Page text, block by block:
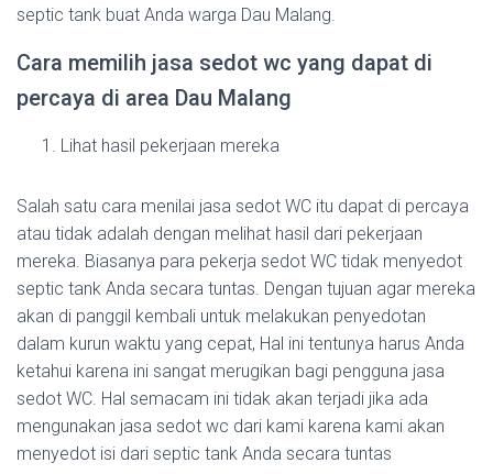
septic tank buat Anda warga Dau Malang.
Cara memilih jasa sedot wc yang dapat di
percaya di area Dau Malang
Lihat hasil pekerjaan mereka
Salah satu cara menilai jasa sedot WC itu dapat di percaya
atau tidak adalah dengan melihat hasil dari pekerjaan
mereka. Biasanya para pekerja sedot WC tidak menyedot
septic tank Anda secara tuntas. Dengan tujuan agar mereka
akan di panggil kembali untuk melakukan penyedotan
dalam kurun waktu yang cepat, Hal ini tentunya harus Anda
ketahui karena ini sangat merugikan bagi pengguna jasa
sedot WC. Hal semacam ini tidak akan terjadi jika ada
mengunakan jasa sedot wc dari kami karena kami akan
menyedot isi dari septic tank Anda secara tuntas